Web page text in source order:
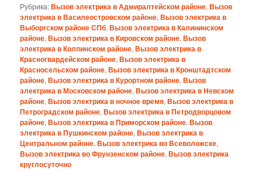
Рубрика:Вызов электрика в Адмиралтейском районе,Вызов
электрика в Василеостровском районе,Вызов электрика в
Выборгском районе СПб,Вызов электрика в Калининском
районе,Вызов электрика в Кировском районе,Вызов
электрика в Колпинском районе,Вызов электрика в
Красногвардейском районе,Вызов электрика в
Красносельском районе,Вызов электрика в Кронштадтском
районе,Вызов электрика в Курортном районе,Вызов
электрика в Московском районе,Вызов электрика в Невском
районе,Вызов электрика в ночное время,Вызов электрика в
Петроградском районе,Вызов электрика в Петродворцовом
районе,Вызов электрика в Приморском районе,Вызов
электрика в Пушкинском районе,Вызов электрика в
Центральном районе,Вызов электрика во Всеволожске,
Вызов электрика во Фрунзенском районе,Вызов электрика
круглосуточно